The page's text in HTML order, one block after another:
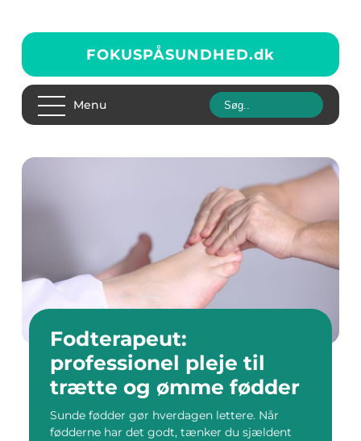
FOKUSPÅSUNDHED.dk
Menu
Fodterapeut:
professionel pleje til
trætte og ømme fødder
Sunde fødder gør hverdagen lettere. Når
fødderne har det godt, tænker du sjældent